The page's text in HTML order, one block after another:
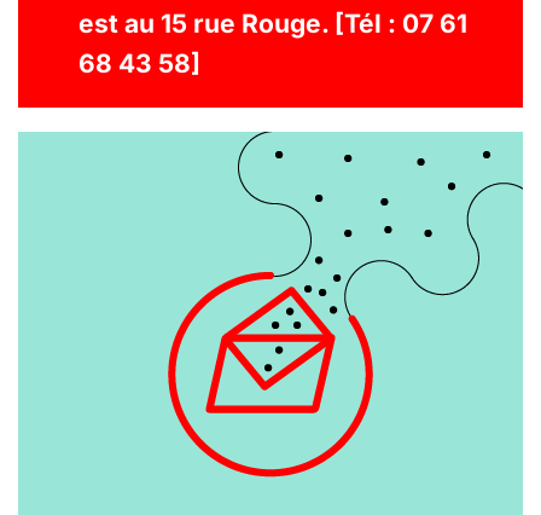
est au 15 rue Rouge. [Tél : 07 61
68 43 58]